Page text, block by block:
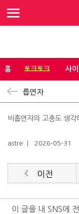
홈 토크토크 사
릅연자
비흡연자의 고충도 생
astre | 2026-05-31
이전
이 글을 내 SNS에